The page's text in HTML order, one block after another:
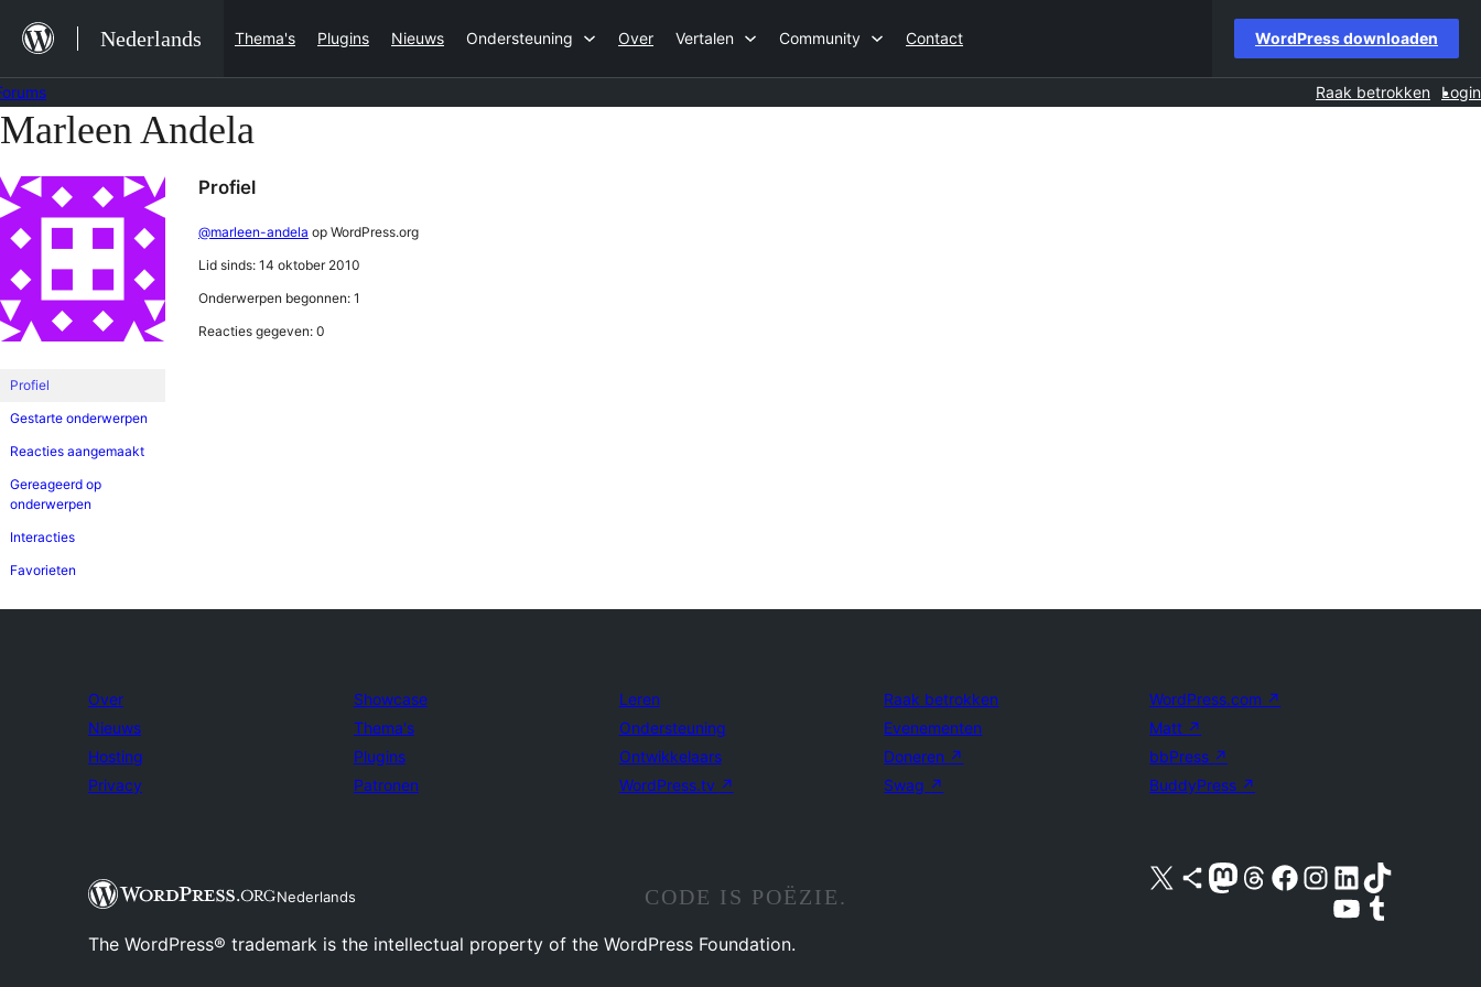
naar
de
inhoud
Nederlands Thema's Plugins Nieuws Ondersteuning Over Vertalen Community Contact WordPress downloaden
Raak betrokken Login
Ga
de
inhoud
Marleen Andela
Profiel
Gestarte onderwerpen
Reacties aangemaakt
Gereageerd op
onderwerpen
Interacties
Favorieten
Profiel
@marleen-andela op WordPress.org
Lid sinds: 14 oktober 2010
Onderwerpen begonnen: 1
Reacties gegeven: 0
Over
Nieuws
Hosting
Privacy
Showcase
Thema's
Plugins
Patronen
Leren
Ondersteuning
Ontwikkelaars
WordPress.tv ↗
Raak betrokken
Evenementen
Doneren ↗
Swag ↗
WordPress.com ↗
Matt ↗
bbPress ↗
BuddyPress ↗
Nederlands
Bezoek ons X (voorheen Twitter) account
Bezoek ons Bluesky account
Bezoek ons Mastodon account
Bezoek ons Threads account
Onze Facebook pagina bezoeken
Bezoek ons Instagram account
Bezoek ons LinkedIn account
Bezoek ons TikTok account
Bezoek ons YouTube kanaalBezoek ons Tumblr account
CODE IS POËZIE.
The WordPress® trademark is the intellectual property of the WordPress Foundation.